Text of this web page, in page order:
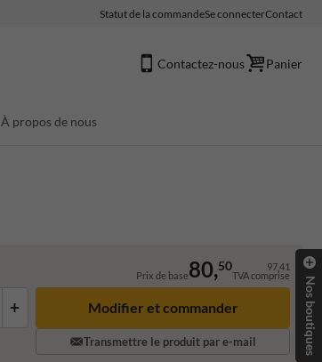
Statut de la commandeSe connecterContact
Contactez-nous Panier
À propos de nous
Prix de base80,50 97,41
TVA comprise
+
Transmettre le produit par e-mail Nos boutiques